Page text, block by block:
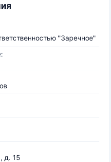
"Заречное"
д. 15